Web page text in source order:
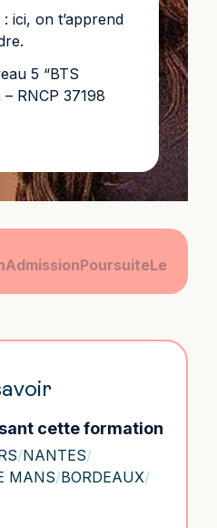
ici, on t’apprend
5 “BTS
RNCP 37198
AdmissionPoursuiteLe
cette formation
/NANTES/
MANS/BORDEAUX/